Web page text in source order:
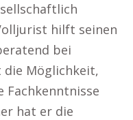
hilft seinen
bei
die Möglichkeit,
Fachkenntnisse
hat er die